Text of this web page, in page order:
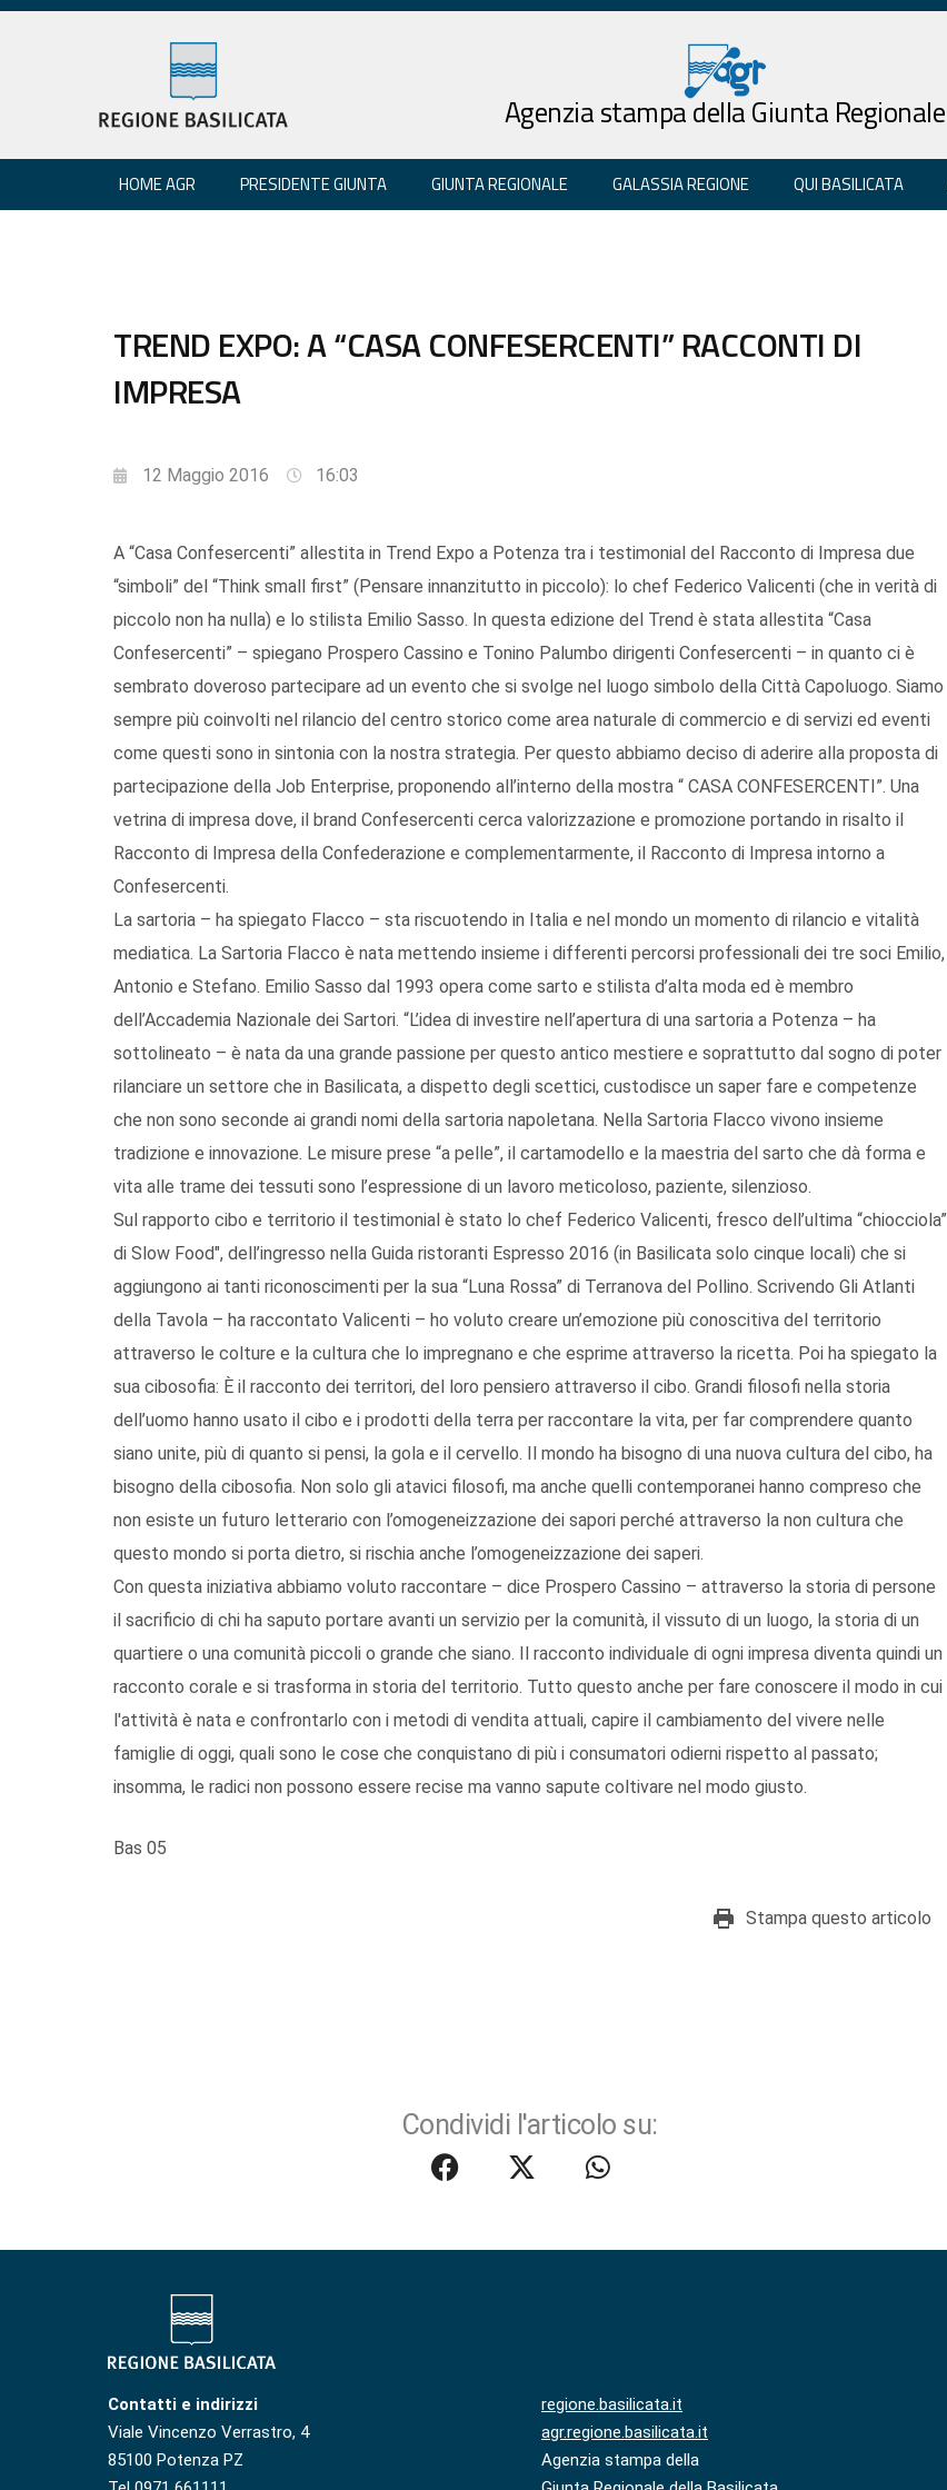
Agenzia stampa della Giunta Regionale
HOME AGR PRESIDENTE GIUNTA GIUNTA REGIONALE GALASSIA REGIONE QUI BASILICATA
TREND EXPO: A “CASA CONFESERCENTI” RACCONTI DI
IMPRESA
12 Maggio 2016 16:03
A “Casa Confesercenti” allestita in Trend Expo a Potenza tra i testimonial del Racconto di Impresa due
“simboli” del “Think small first” (Pensare innanzitutto in piccolo): lo chef Federico Valicenti (che in verità di
piccolo non ha nulla) e lo stilista Emilio Sasso. In questa edizione del Trend è stata allestita “Casa
Confesercenti” – spiegano Prospero Cassino e Tonino Palumbo dirigenti Confesercenti – in quanto ci è
sembrato doveroso partecipare ad un evento che si svolge nel luogo simbolo della Città Capoluogo. Siamo
sempre più coinvolti nel rilancio del centro storico come area naturale di commercio e di servizi ed eventi
come questi sono in sintonia con la nostra strategia. Per questo abbiamo deciso di aderire alla proposta di
partecipazione della Job Enterprise, proponendo all’interno della mostra “ CASA CONFESERCENTI”. Una
vetrina di impresa dove, il brand Confesercenti cerca valorizzazione e promozione portando in risalto il
Racconto di Impresa della Confederazione e complementarmente, il Racconto di Impresa intorno a
Confesercenti.
La sartoria – ha spiegato Flacco – sta riscuotendo in Italia e nel mondo un momento di rilancio e vitalità
mediatica. La Sartoria Flacco è nata mettendo insieme i differenti percorsi professionali dei tre soci Emilio,
Antonio e Stefano. Emilio Sasso dal 1993 opera come sarto e stilista d’alta moda ed è membro
dell’Accademia Nazionale dei Sartori. “L’idea di investire nell’apertura di una sartoria a Potenza – ha
sottolineato – è nata da una grande passione per questo antico mestiere e soprattutto dal sogno di poter
rilanciare un settore che in Basilicata, a dispetto degli scettici, custodisce un saper fare e competenze
che non sono seconde ai grandi nomi della sartoria napoletana. Nella Sartoria Flacco vivono insieme
tradizione e innovazione. Le misure prese “a pelle”, il cartamodello e la maestria del sarto che dà forma e
vita alle trame dei tessuti sono l’espressione di un lavoro meticoloso, paziente, silenzioso.
Sul rapporto cibo e territorio il testimonial è stato lo chef Federico Valicenti, fresco dell’ultima “chiocciola”
di Slow Food", dell’ingresso nella Guida ristoranti Espresso 2016 (in Basilicata solo cinque locali) che si
aggiungono ai tanti riconoscimenti per la sua “Luna Rossa” di Terranova del Pollino. Scrivendo Gli Atlanti
della Tavola – ha raccontato Valicenti – ho voluto creare un’emozione più conoscitiva del territorio
attraverso le colture e la cultura che lo impregnano e che esprime attraverso la ricetta. Poi ha spiegato la
sua cibosofia: È il racconto dei territori, del loro pensiero attraverso il cibo. Grandi filosofi nella storia
dell’uomo hanno usato il cibo e i prodotti della terra per raccontare la vita, per far comprendere quanto
siano unite, più di quanto si pensi, la gola e il cervello. Il mondo ha bisogno di una nuova cultura del cibo, ha
bisogno della cibosofia. Non solo gli atavici filosofi, ma anche quelli contemporanei hanno compreso che
non esiste un futuro letterario con l’omogeneizzazione dei sapori perché attraverso la non cultura che
questo mondo si porta dietro, si rischia anche l’omogeneizzazione dei saperi.
Con questa iniziativa abbiamo voluto raccontare – dice Prospero Cassino – attraverso la storia di persone
il sacrificio di chi ha saputo portare avanti un servizio per la comunità, il vissuto di un luogo, la storia di un
quartiere o una comunità piccoli o grande che siano. Il racconto individuale di ogni impresa diventa quindi un
racconto corale e si trasforma in storia del territorio. Tutto questo anche per fare conoscere il modo in cui
l'attività è nata e confrontarlo con i metodi di vendita attuali, capire il cambiamento del vivere nelle
famiglie di oggi, quali sono le cose che conquistano di più i consumatori odierni rispetto al passato;
insomma, le radici non possono essere recise ma vanno sapute coltivare nel modo giusto.
Bas 05
Stampa questo articolo
Condividi l'articolo su:
Contatti e indirizzi
Viale Vincenzo Verrastro, 4
85100 Potenza PZ
regione.basilicata.it
agr.regione.basilicata.it
Agenzia stampa della